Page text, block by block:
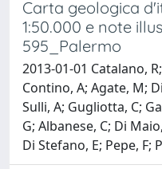
Carta geologica
1:50.000 e note
595_Palermo
2013-01-01 Catalano,
Contino, A; Agate, M;
Sulli, A; Gugliotta, C;
G; Albanese, C; Di
Di Stefano, E; Pepe, F;